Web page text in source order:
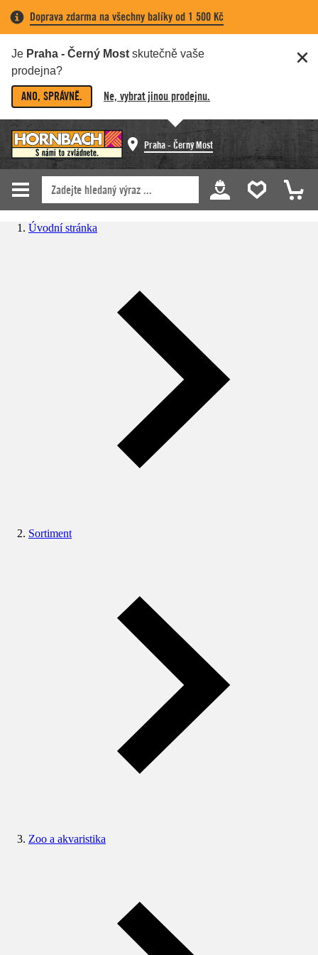
Doprava zdarma na všechny balíky od 1 500 Kč
Je Praha - Černý Most skutečně vaše
prodejna?
ANO, SPRÁVNĚ. Ne, vybrat jinou prodejnu.
Praha - Černý Most
Úvodní stránka
Sortiment
Zoo a akvaristika